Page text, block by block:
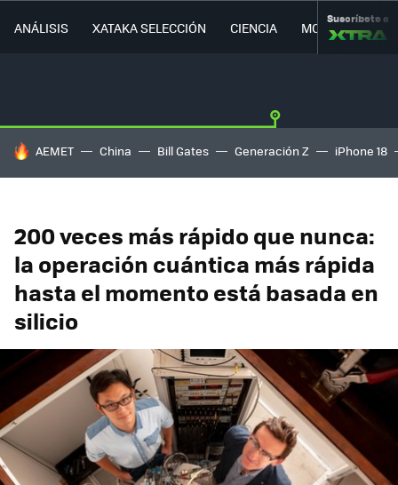
ANÁLISIS XATAKA SELECCIÓN CIENCIA MOVILIDAD
Suscríbete a
HOY SE HABLA DE
AEMET China Bill Gates Generación Z iPhone 18
200 veces más rápido que nunca:
la operación cuántica más rápida
hasta el momento está basada en
silicio